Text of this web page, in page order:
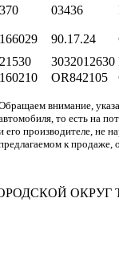
370 03436
166029 90.17.24
21530
3032012630
160210
OR842105
внимание,
то есть на
его производителе, не
к продаже,